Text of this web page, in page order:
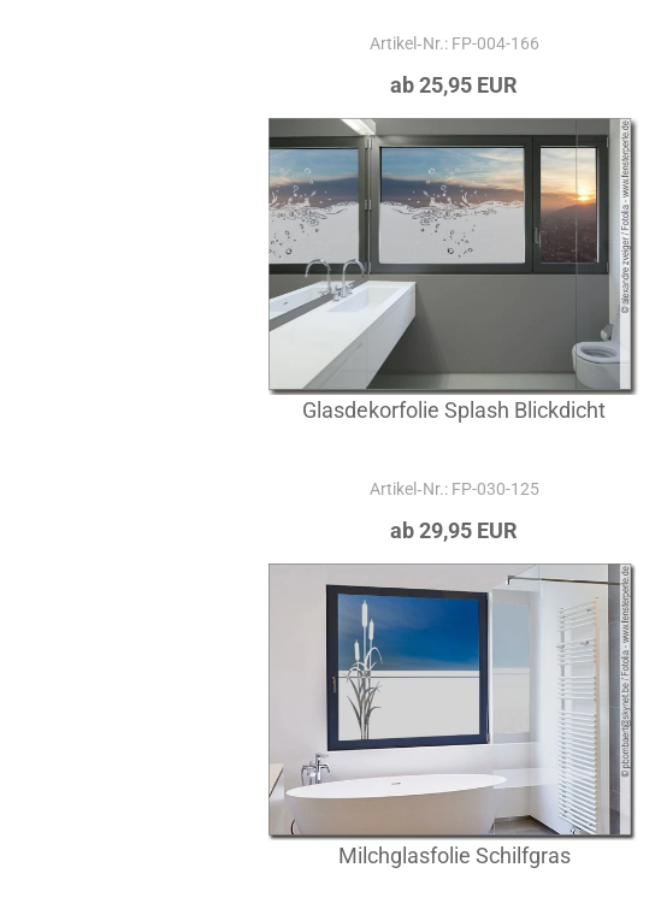
Artikel‑Nr.: FP-004-166
ab 25,95 EUR
Glasdekorfolie Splash Blickdicht
Artikel‑Nr.: FP-030-125
ab 29,95 EUR
Milchglasfolie Schilfgras